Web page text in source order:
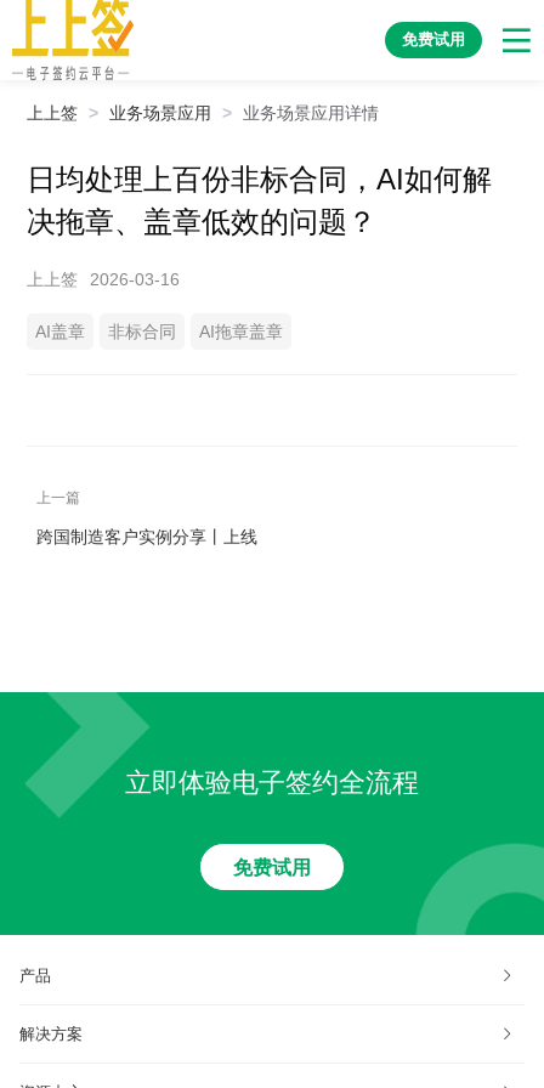
免费试用
上上签 > 业务场景应用 > 业务场景应用详情
日均处理上百份非标合同，AI如何解
决拖章、盖章低效的问题？
上上签 2026-03-16
AI盖章 非标合同 AI拖章盖章
上一篇
跨国制造客户实例分享丨上线
立即体验电子签约全流程
免费试用
产品
解决方案